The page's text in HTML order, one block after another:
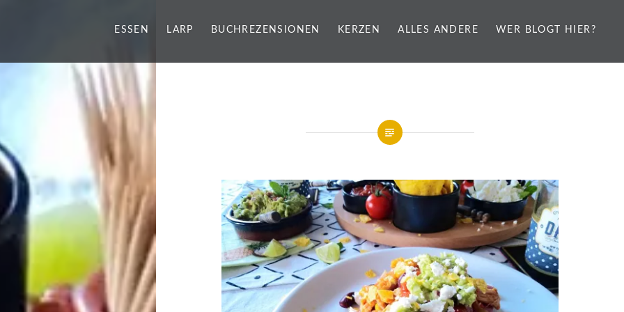
ESSEN LARP BUCHREZENSIONEN KERZEN ALLES ANDERE WER BLOGT HIER?